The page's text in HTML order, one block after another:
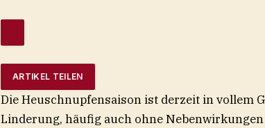
ARTIKEL TEILEN
Die Heuschnupfensaison ist derzeit in vollem
Linderung, häufig auch ohne